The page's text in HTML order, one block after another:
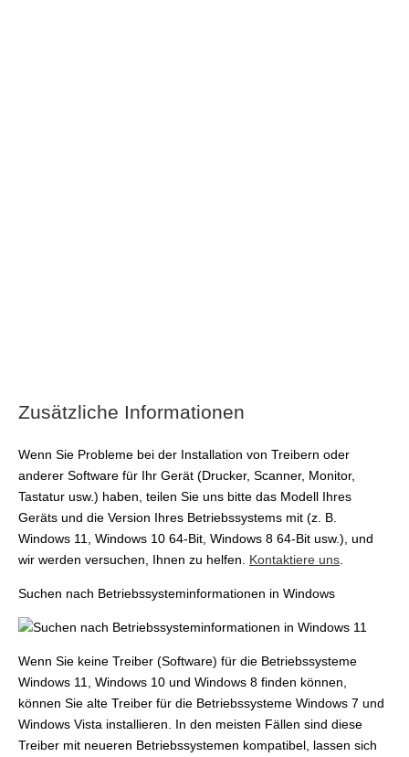
Zusätzliche Informationen
Wenn Sie Probleme bei der Installation von Treibern oder
anderer Software für Ihr Gerät (Drucker, Scanner, Monitor,
Tastatur usw.) haben, teilen Sie uns bitte das Modell Ihres
Geräts und die Version Ihres Betriebssystems mit (z. B.
Windows 11, Windows 10 64-Bit, Windows 8 64-Bit usw.), und
wir werden versuchen, Ihnen zu helfen. Kontaktiere uns
Suchen nach Betriebssysteminformationen in Windows
Wenn Sie keine Treiber (Software) für die Betriebssysteme
Windows 11, Windows 10 und Windows 8 finden können,
können Sie alte Treiber für die Betriebssysteme Windows 7 und
Windows Vista installieren. In den meisten Fällen sind diese
Treiber mit neueren Betriebssystemen kompatibel, lassen sich